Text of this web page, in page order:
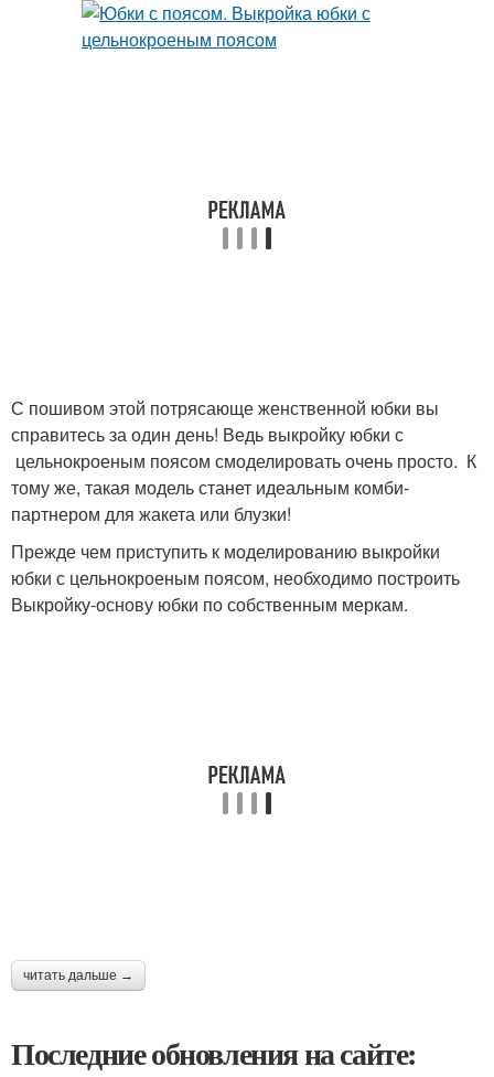
С пошивом этой потрясающе женственной юбки вы
справитесь за один день! Ведь выкройку юбки с
цельнокроеным поясом смоделировать очень просто. К
тому же, такая модель станет идеальным комби-
партнером для жакета или блузки!
Прежде чем приступить к моделированию выкройки
юбки с цельнокроеным поясом, необходимо построить
Выкройку-основу юбки по собственным меркам.
читать дальше →
Последние обновления на сайте: